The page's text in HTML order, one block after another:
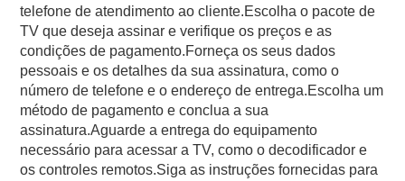
telefone de atendimento ao cliente.Escolha o pacote de
TV que deseja assinar e verifique os preços e as
condições de pagamento.Forneça os seus dados
pessoais e os detalhes da sua assinatura, como o
número de telefone e o endereço de entrega.Escolha um
método de pagamento e conclua a sua
assinatura.Aguarde a entrega do equipamento
necessário para acessar a TV, como o decodificador e
os controles remotos.Siga as instruções fornecidas para